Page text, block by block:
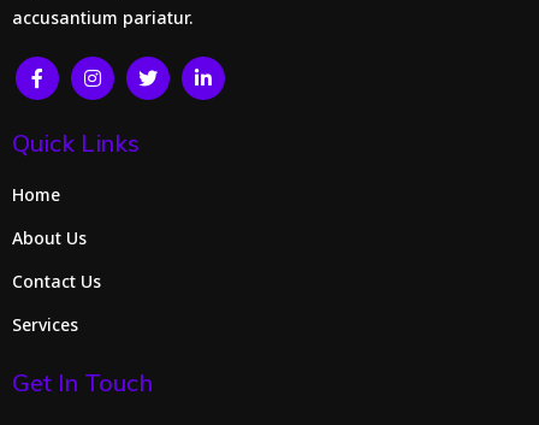
accusantium pariatur.
Quick Links
Home
About Us
Contact Us
Services
Get In Touch